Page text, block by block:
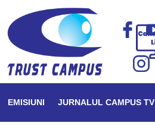
EMISIUNI JURNALUL CAMPUS TV